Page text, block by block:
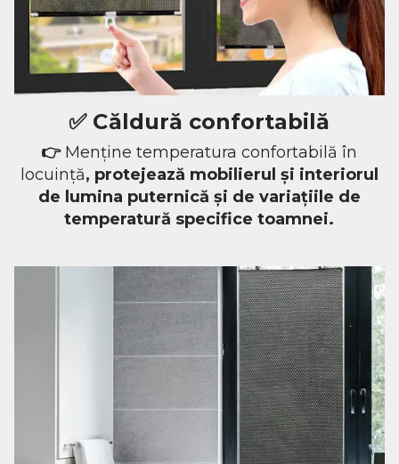
✅ Căldură confortabilă
👉 Menține temperatura confortabilă în
locuință, protejează mobilierul și interiorul
de lumina puternică și de variațiile de
temperatură specifice toamnei.